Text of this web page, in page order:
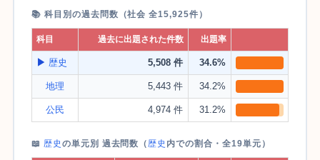
📚 科目別の過去問数（社会 全15,925件）
科目 過去に出題された件数 出題率
▶ 歴史 5,508 件 34.6%
地理 5,443 件 34.2%
公民 4,974 件 31.2%
📖 歴史 の単元別 過去問数（ 歴史 内での割合・全19単元）